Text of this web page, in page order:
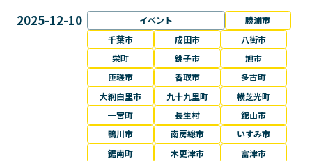
2025-12-10 イベント
勝浦市
千葉市
成田市
八街市
栄町
銚子市
旭市
匝瑳市
香取市
多古町
大網白里市
九十九里町
横芝光町
一宮町
長生村
館山市
鴨川市
南房総市
いすみ市
鋸南町
木更津市
富津市